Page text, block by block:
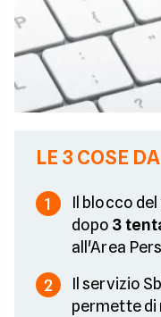
LE 3 COSE
1
Il blocco
dopo 3
all'Area
2
Il servizio
permette di